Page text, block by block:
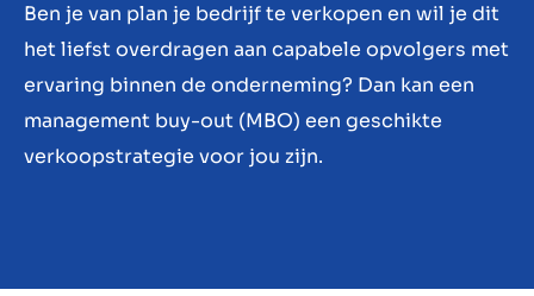
Ben je van plan je bedrijf te verkopen en wil je dit
het liefst overdragen aan capabele opvolgers met
ervaring binnen de onderneming? Dan kan een
management buy-out (MBO) een geschikte
verkoopstrategie voor jou zijn.